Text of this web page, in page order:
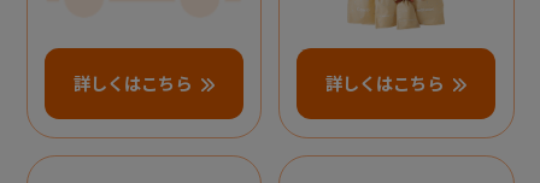
詳しくはこちら 詳しくはこちら